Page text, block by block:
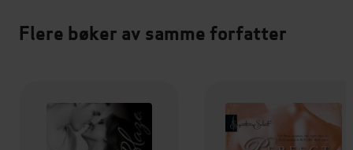
Flere bøker av samme forfatter